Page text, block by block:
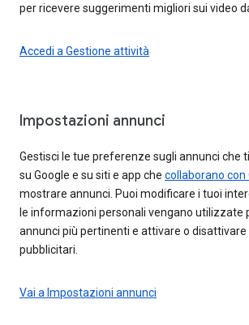
per ricevere suggerimenti migliori sui video
Accedi a Gestione attività
Impostazioni annunci
Gestisci le tue preferenze sugli annunci che
su Google e su siti e app che collaborano con
mostrare annunci. Puoi modificare i tuoi
le informazioni personali vengano utilizzate
annunci più pertinenti e attivare o disattivare
pubblicitari.
Vai a Impostazioni annunci